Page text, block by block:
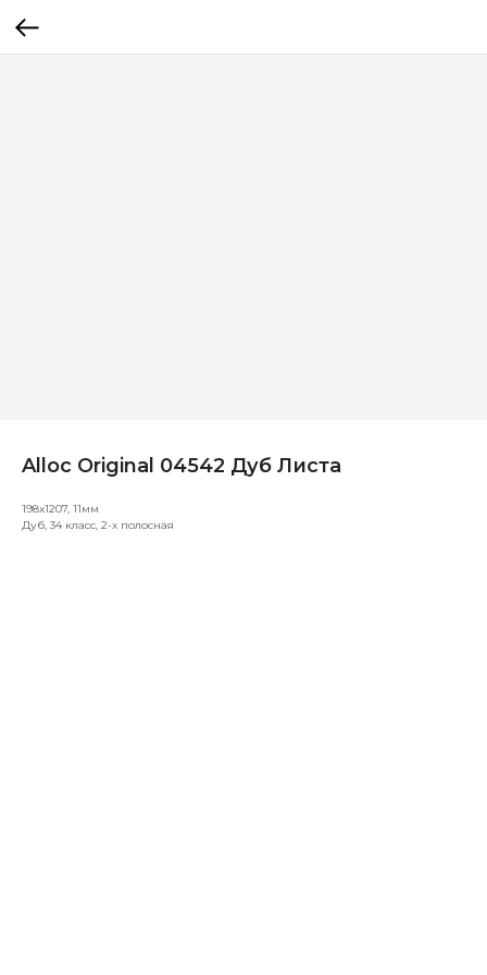
Alloc Original 04542 Дуб Листа
198x1207, 11мм
Дуб, 34 класс, 2-х полосная